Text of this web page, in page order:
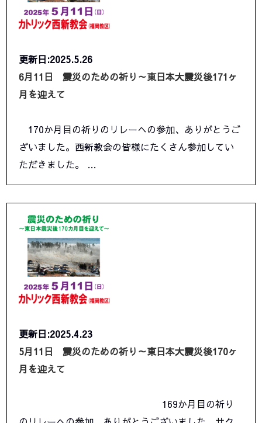
更新日:2025.5.26
6月11日 震災のための祈り～東日本大震災後171ヶ
月を迎えて
170か月目の祈りのリレーへの参加、ありがとうご
ざいました。西新教会の皆様にたくさん参加してい
ただきました。 …
更新日:2025.4.23
5月11日 震災のための祈り～東日本大震災後170ヶ
月を迎えて
169か月目の祈り